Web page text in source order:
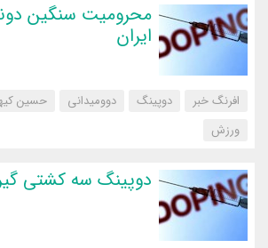
محرومیت سنگین
ایران
افرنگ خبر دوپینگ دوومیدانی حسین
‌ورزش
دوپینگ سه کشتی